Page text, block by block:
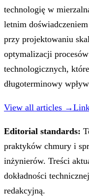
technologię w
letnim
przy projektowaniu
optymalizacji
technologicznych,
długoterminowy
View all articles →
Editorial standards:
praktyków chmury i
inżynierów. Treści
dokładności
redakcyjną.